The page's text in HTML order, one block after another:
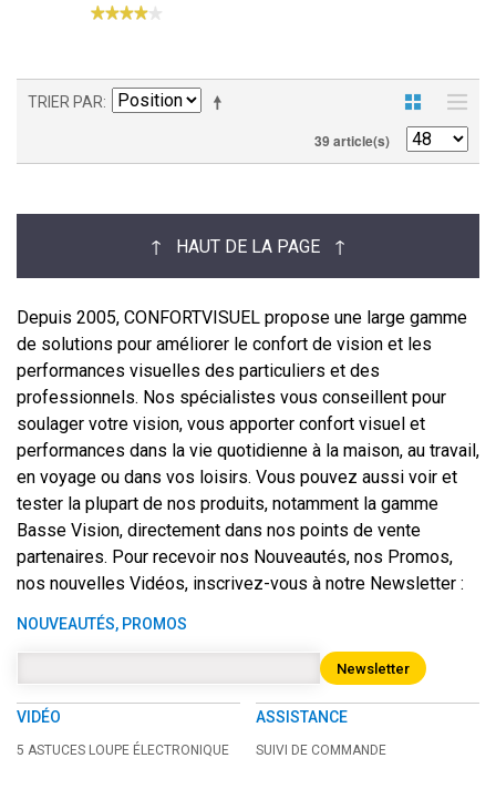
TRIER PAR
39 article(s)
↑ HAUT DE LA PAGE ↑
Depuis 2005, CONFORTVISUEL propose une large gamme
de solutions pour améliorer le confort de vision et les
performances visuelles des particuliers et des
professionnels. Nos spécialistes vous conseillent pour
soulager votre vision, vous apporter confort visuel et
performances dans la vie quotidienne à la maison, au travail,
en voyage ou dans vos loisirs. Vous pouvez aussi voir et
tester la plupart de nos produits, notamment la gamme
Basse Vision, directement dans nos points de vente
partenaires. Pour recevoir nos Nouveautés, nos Promos,
nos nouvelles Vidéos, inscrivez-vous à notre Newsletter :
NOUVEAUTÉS, PROMOS
Newsletter
VIDÉO
5 ASTUCES LOUPE ÉLECTRONIQUE
ASSISTANCE
SUIVI DE COMMANDE